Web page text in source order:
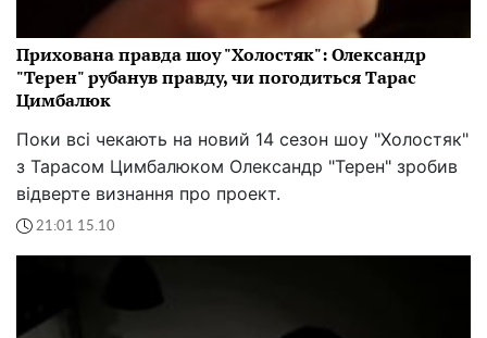
Прихована правда шоу "Холостяк": Олександр
"Терен" рубанув правду, чи погодиться Тарас
Цимбалюк
Поки всі чекають на новий 14 сезон шоу "Холостяк"
з Тарасом Цимбалюком Олександр "Терен" зробив
відверте визнання про проект.
21:01 15.10